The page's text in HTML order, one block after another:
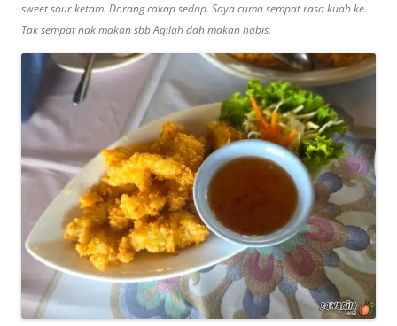
sweet sour ketam. Dorang cakap sedap. Saya cuma sempat rasa kuah ke.
Tak sempat nak makan sbb Aqilah dah makan habis.